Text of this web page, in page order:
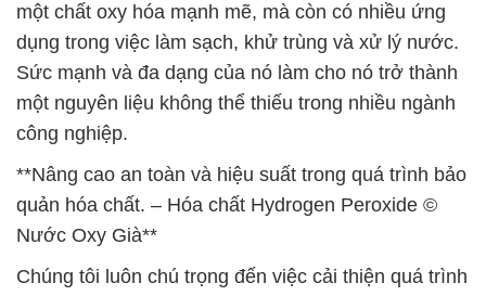
một chất oxy hóa mạnh mẽ, mà còn có nhiều ứng
dụng trong việc làm sạch, khử trùng và xử lý nước.
Sức mạnh và đa dạng của nó làm cho nó trở thành
một nguyên liệu không thể thiếu trong nhiều ngành
công nghiệp.
**Nâng cao an toàn và hiệu suất trong quá trình bảo
quản hóa chất. – Hóa chất Hydrogen Peroxide ©
Nước Oxy Già**
Chúng tôi luôn chú trọng đến việc cải thiện quá trình